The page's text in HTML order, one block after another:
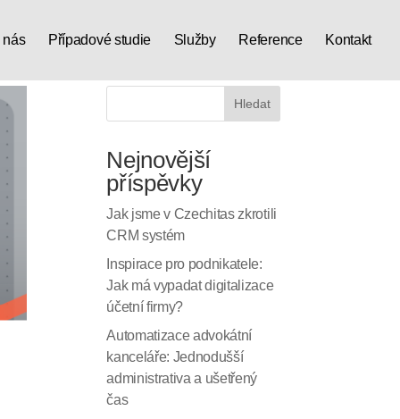
nás Případové studie Služby Reference Kontakt
Hledat
Nejnovější
příspěvky
Jak jsme v Czechitas zkrotili
CRM systém
Inspirace pro podnikatele:
Jak má vypadat digitalizace
účetní firmy?
Automatizace advokátní
kanceláře: Jednodušší
administrativa a ušetřený
čas